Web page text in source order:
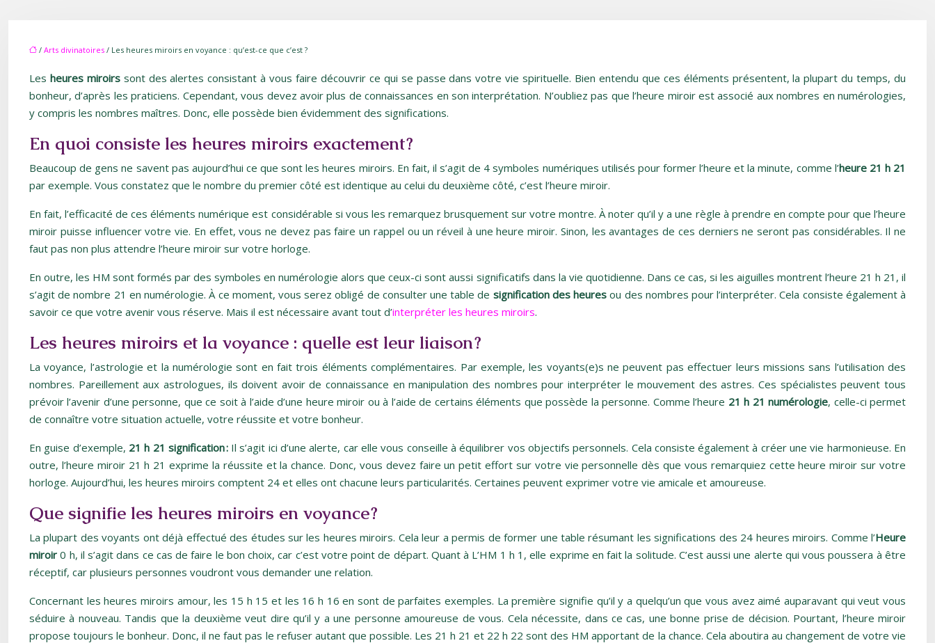
/ Arts divinatoires / Les heures miroirs en voyance : qu’est-ce que c’est ?
Les heures miroirs sont des alertes consistant à vous faire découvrir ce qui se passe dans votre vie spirituelle. Bien entendu que ces éléments présentent, la plupart du temps, du
bonheur, d’après les praticiens. Cependant, vous devez avoir plus de connaissances en son interprétation. N’oubliez pas que l’heure miroir est associé aux nombres en numérologies,
y compris les nombres maîtres. Donc, elle possède bien évidemment des significations.
En quoi consiste les heures miroirs exactement ?
Beaucoup de gens ne savent pas aujourd’hui ce que sont les heures miroirs. En fait, il s’agit de 4 symboles numériques utilisés pour former l’heure et la minute, comme l’heure 21 h 21
par exemple. Vous constatez que le nombre du premier côté est identique au celui du deuxième côté, c’est l’heure miroir.
En fait, l’efficacité de ces éléments numérique est considérable si vous les remarquez brusquement sur votre montre. À noter qu’il y a une règle à prendre en compte pour que l’heure
miroir puisse influencer votre vie. En effet, vous ne devez pas faire un rappel ou un réveil à une heure miroir. Sinon, les avantages de ces derniers ne seront pas considérables. Il ne
faut pas non plus attendre l’heure miroir sur votre horloge.
En outre, les HM sont formés par des symboles en numérologie alors que ceux-ci sont aussi significatifs dans la vie quotidienne. Dans ce cas, si les aiguilles montrent l’heure 21 h 21, il
s’agit de nombre 21 en numérologie. À ce moment, vous serez obligé de consulter une table de signification des heures ou des nombres pour l’interpréter. Cela consiste également à
savoir ce que votre avenir vous réserve. Mais il est nécessaire avant tout d’interpréter les heures miroirs.
Les heures miroirs et la voyance : quelle est leur liaison ?
La voyance, l’astrologie et la numérologie sont en fait trois éléments complémentaires. Par exemple, les voyants(e)s ne peuvent pas effectuer leurs missions sans l’utilisation des
nombres. Pareillement aux astrologues, ils doivent avoir de connaissance en manipulation des nombres pour interpréter le mouvement des astres. Ces spécialistes peuvent tous
prévoir l’avenir d’une personne, que ce soit à l’aide d’une heure miroir ou à l’aide de certains éléments que possède la personne. Comme l’heure 21 h 21 numérologie, celle-ci permet
de connaître votre situation actuelle, votre réussite et votre bonheur.
En guise d’exemple, 21 h 21 signification :Il s’agit ici d’une alerte, car elle vous conseille à équilibrer vos objectifs personnels. Cela consiste également à créer une vie harmonieuse. En
outre, l’heure miroir 21 h 21 exprime la réussite et la chance. Donc, vous devez faire un petit effort sur votre vie personnelle dès que vous remarquiez cette heure miroir sur votre
horloge. Aujourd’hui, les heures miroirs comptent 24 et elles ont chacune leurs particularités. Certaines peuvent exprimer votre vie amicale et amoureuse.
Que signifie les heures miroirs en voyance ?
La plupart des voyants ont déjà effectué des études sur les heures miroirs. Cela leur a permis de former une table résumant les significations des 24 heures miroirs. Comme l’Heure
miroir 0 h, il s’agit dans ce cas de faire le bon choix, car c’est votre point de départ. Quant à L’HM 1 h 1, elle exprime en fait la solitude. C’est aussi une alerte qui vous poussera à être
réceptif, car plusieurs personnes voudront vous demander une relation.
Concernant les heures miroirs amour, les 15 h 15 et les 16 h 16 en sont de parfaites exemples. La première signifie qu’il y a quelqu’un que vous avez aimé auparavant qui veut vous
séduire à nouveau. Tandis que la deuxième veut dire qu’il y a une personne amoureuse de vous. Cela nécessite, dans ce cas, une bonne prise de décision. Pourtant, l’heure miroir
propose toujours le bonheur. Donc, il ne faut pas le refuser autant que possible. Les 21 h 21 et 22 h 22 sont des HM apportant de la chance. Cela aboutira au changement de votre vie